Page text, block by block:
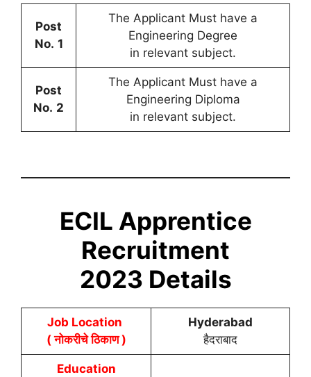
Post
No. 1
The Applicant Must have a
Engineering Degree
in relevant subject.
Post
No. 2
The Applicant Must have a
Engineering Diploma
in relevant subject.
ECIL Apprentice
Recruitment
2023 Details
Job Location
( नोकरीचे ठिकाण )
Hyderabad
हैदराबाद
Education